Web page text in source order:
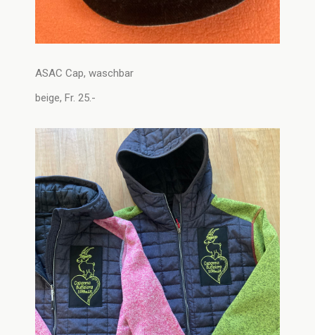
ASAC Cap, waschbar
beige, Fr. 25.-